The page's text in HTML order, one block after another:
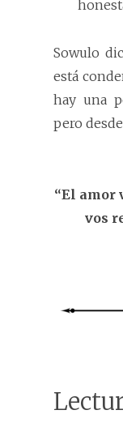
Sowulo
está
hay una
pero
“El amor
vos